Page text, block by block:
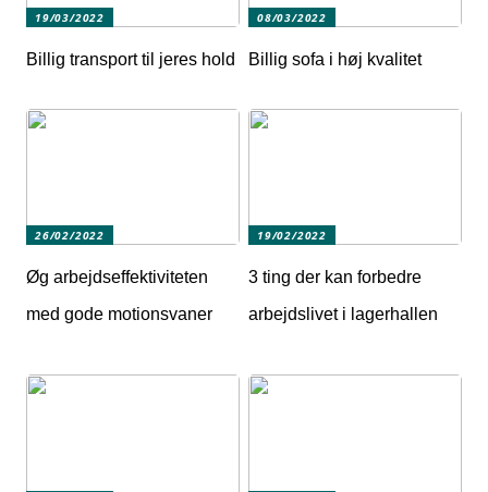
19/03/2022
Billig transport til jeres hold
08/03/2022
Billig sofa i høj kvalitet
26/02/2022
Øg arbejdseffektiviteten
med gode motionsvaner
19/02/2022
3 ting der kan forbedre
arbejdslivet i lagerhallen